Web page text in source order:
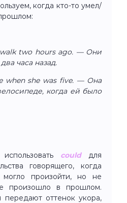
когда кто-то умел/
two hours ago. — Они
часа назад.
when she was five. — Она
когда ей было
couldдля
говорящего, когда
могло произойти, но не
произошло в прошлом.
оттенок укора,